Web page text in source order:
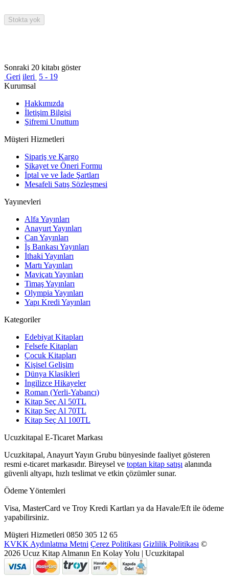
Stokta yok
Sonraki 20 kitabı göster
Geri ileri 5 - 19
Kurumsal
Hakkımızda
İletişim Bilgisi
Şifremi Unuttum
Müşteri Hizmetleri
Sipariş ve Kargo
Şikayet ve Öneri Formu
İptal ve ve İade Şartları
Mesafeli Satış Sözleşmesi
Yayınevleri
Alfa Yayınları
Anayurt Yayınları
Can Yayınları
İş Bankası Yayınları
İthaki Yayınları
Martı Yayınları
Maviçatı Yayınları
Timaş Yayınları
Olympia Yayınları
Yapı Kredi Yayınları
Kategoriler
Edebiyat Kitapları
Felsefe Kitapları
Çocuk Kitapları
Kişisel Gelişim
Dünya Klasikleri
İngilizce Hikayeler
Roman (Yerli-Yabancı)
Kitap Seç Al 50TL
Kitap Seç Al 70TL
Kitap Seç Al 100TL
Ucuzkitapal E-Ticaret Markası
Ucuzkitapal, Anayurt Yayın Grubu bünyesinde faaliyet gösteren
resmi e-ticaret markasıdır. Bireysel ve toptan kitap satışı alanında
güvenli altyapı, hızlı teslimat ve etkin çözümler sunar.
Ödeme Yöntemleri
Visa, MasterCard ve Troy Kredi Kartları ya da Havale/Eft ile ödeme
yapabilirsiniz.
Müşteri Hizmetleri 0850 305 12 65
KVKK Aydınlatma Metni Çerez Politikası Gizlilik Politikası ©
2026 Ucuz Kitap Almanın En Kolay Yolu | Ucuzkitapal